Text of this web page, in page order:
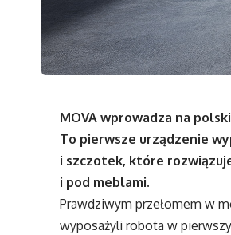
MOVA wprowadza na
To pierwsze urządzenie
i szczotek, które
i pod meblami.
Prawdziwym przełomem w
wyposażyli robota w